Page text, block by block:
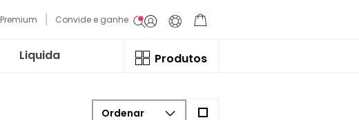
Premium Convide e ganhe
Liquida Produtos